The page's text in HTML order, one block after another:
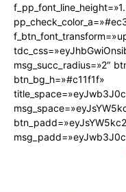
msg_succ_radius=»2″
btn_bg_h=»#c11f1f»